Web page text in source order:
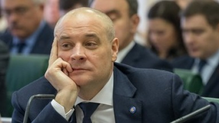
Перейти к основному содержанию